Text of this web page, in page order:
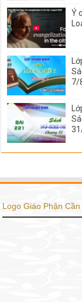
Ý
7/
Logo Giáo Phận